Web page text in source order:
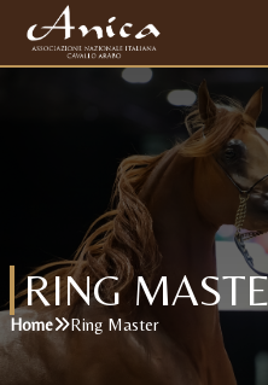
Associazione
Il Cavallo Arabo
Allevamenti
Stalloni
RING
Home Ring Master